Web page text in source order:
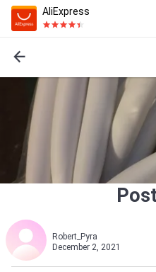
AliExpress
Robert_Pyra
December 2, 2021